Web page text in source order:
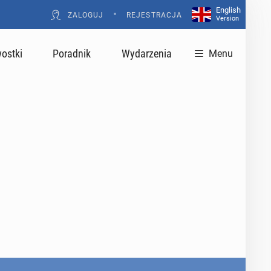
ZALOGUJ • REJESTRACJA
English
Version
Poradnik Wydarzenia Menu